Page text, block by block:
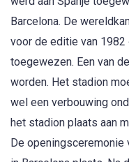
Barcelona. De
voor de editie van 1982
toegewezen. Een van
worden. Het stadion
wel een verbouwing
het stadion plaats aan
De openingsceremonie